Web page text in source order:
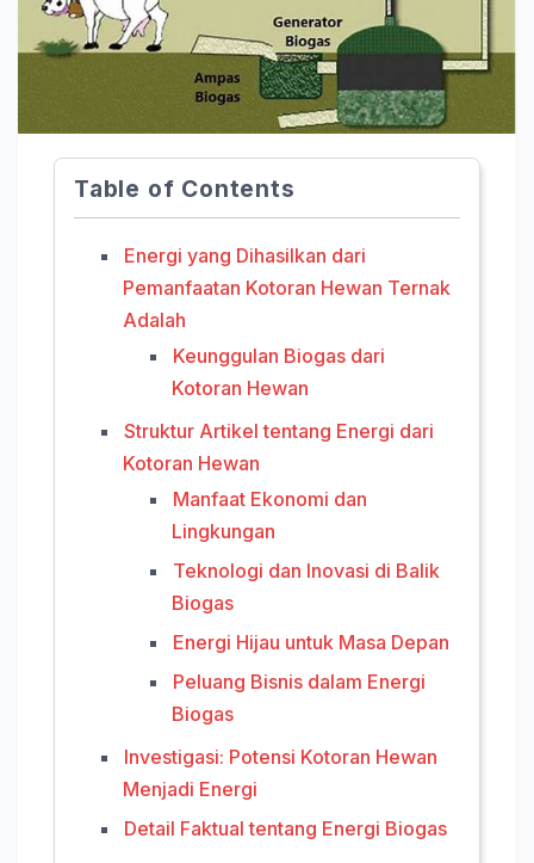
Table of Contents
Energi yang Dihasilkan dari
Pemanfaatan Kotoran Hewan Ternak
Adalah
Keunggulan Biogas dari
Kotoran Hewan
Struktur Artikel tentang Energi dari
Kotoran Hewan
Manfaat Ekonomi dan
Lingkungan
Teknologi dan Inovasi di Balik
Biogas
Energi Hijau untuk Masa Depan
Peluang Bisnis dalam Energi
Biogas
Investigasi: Potensi Kotoran Hewan
Menjadi Energi
Detail Faktual tentang Energi Biogas